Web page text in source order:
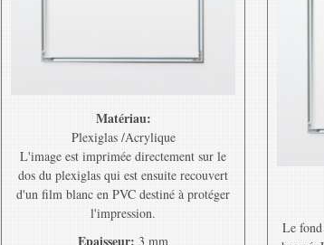
Matériau:
Plexiglas /Acrylique
L'image est imprimée directement sur le
dos du plexiglas qui est ensuite recouvert
d'un film blanc en PVC destiné à protéger
l'impression.
3 mm
Le